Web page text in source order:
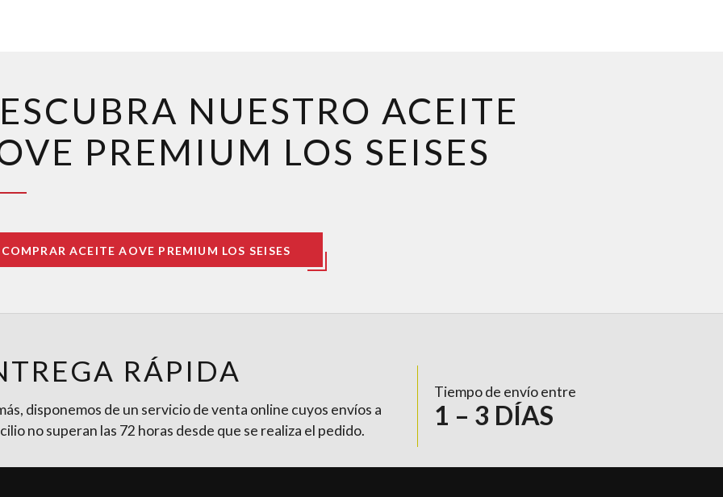
NUESTRO ACEITE
PREMIUM LOS SEISES
COMPRAR ACEITE AOVE PREMIUM LOS SEISES
RÁPIDA
disponemos de un servicio de venta online cuyos envíos a
no superan las 72 horas desde que se realiza el pedido.
Tiempo de envío entre
1 – 3 DÍAS